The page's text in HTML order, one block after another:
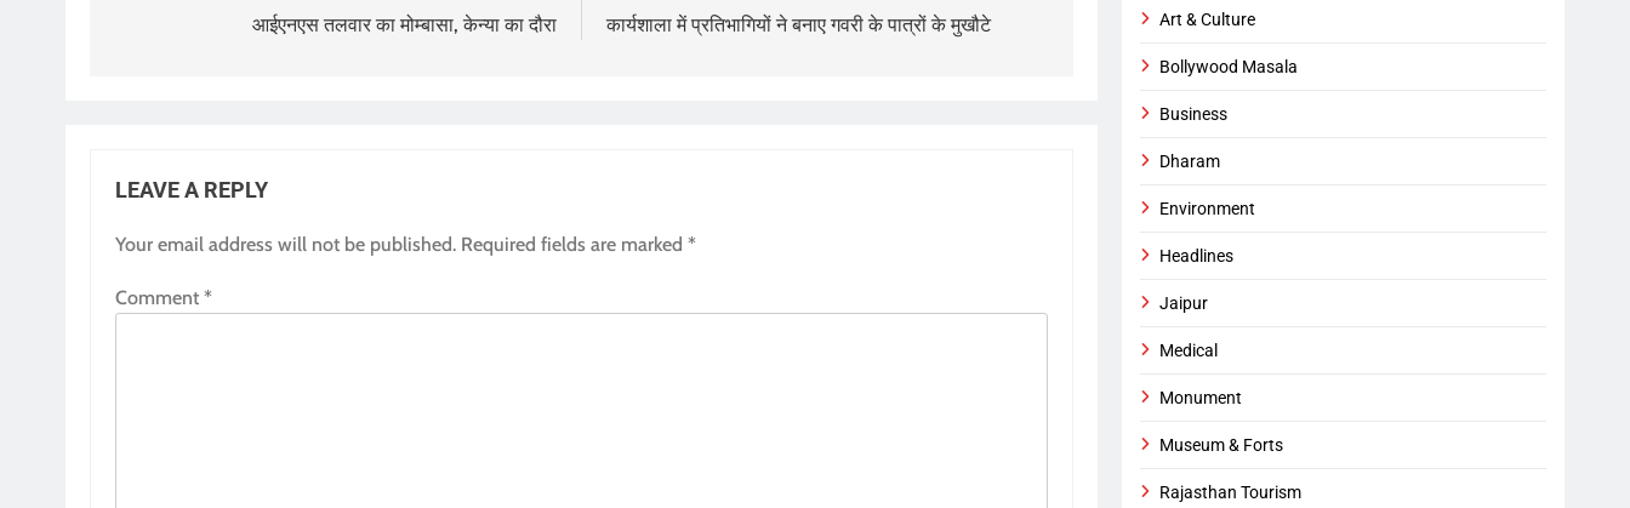
आईएनएस तलवार का मोम्बासा, केन्या का दौरा
कार्यशाला में प्रतिभागियों ने बनाए गवरी के पात्रों के मुखौटे
LEAVE A REPLY
Your email address will not be published. Required fields are marked *
Comment *
Art & Culture
Bollywood Masala
Business
Dharam
Environment
Headlines
Jaipur
Medical
Monument
Museum & Forts
Rajasthan Tourism